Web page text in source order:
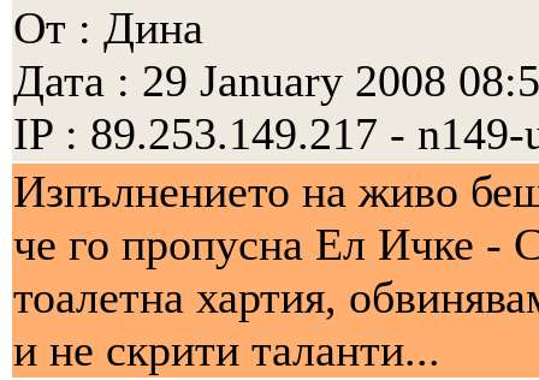
От : Дина
Дата : 29 January 2008
IP : 89.253.149.217 -
Изпълнението на живо
че го пропусна Ел Ичке -
тоалетна хартия,
и не скрити таланти...